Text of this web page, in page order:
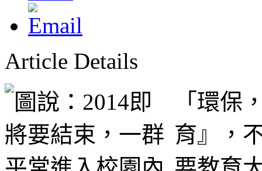
Article Details
「環保
育』，